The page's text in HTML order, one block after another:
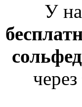
У